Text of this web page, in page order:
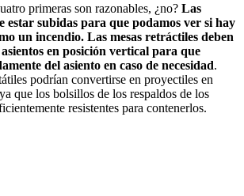
primeras son razonables, ¿no? Las
estar subidas para que podamos ver si hay
un incendio. Las mesas retráctiles deben
en posición vertical para que
del asiento en caso de necesidad.
podrían convertirse en proyectiles en
que los bolsillos de los respaldos de los
resistentes para contenerlos.